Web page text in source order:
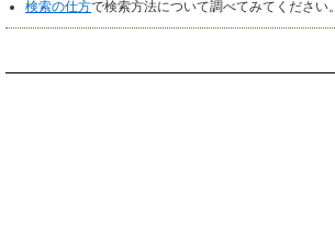
検索の仕方で検索方法について調べてみてください。